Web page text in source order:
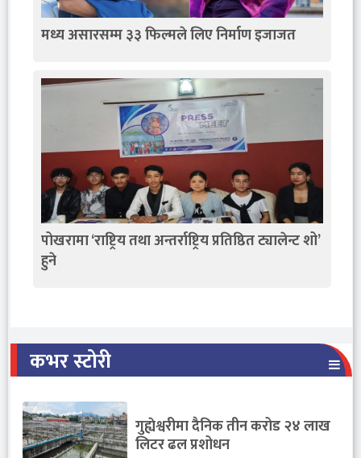
मध्य असारसम्म ३३ फिल्मले लिए निर्माण इजाजत
पोखरामा ‘राष्ट्रिय तथा अन्तर्राष्ट्रिय प्रतिष्ठित ट्यालेन्ट शो’
हुने
कभर स्टोरी
गुह्येश्वरीमा दैनिक तीन करोड २४ लाख
लिटर ढल प्रशोधन